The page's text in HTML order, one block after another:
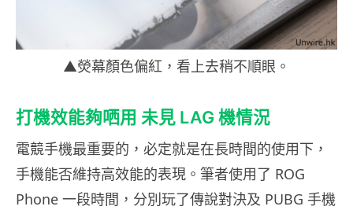
▲熒幕顏色偏紅，看上去稍不順眼。
打機效能夠哂用 未見 LAG 機情況
電競手機最重要的，必定就是在長時間的使用下，
手機能否維持高效能的表現。筆者使用了 ROG
Phone 一段時間，分別玩了傳說對決及 PUBG 手機